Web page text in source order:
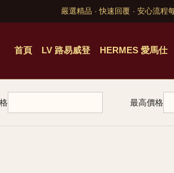
嚴選精品 · 快速回覆 · 安心流程
首頁 LV 路易威登 HERMES 愛馬仕
最高價格